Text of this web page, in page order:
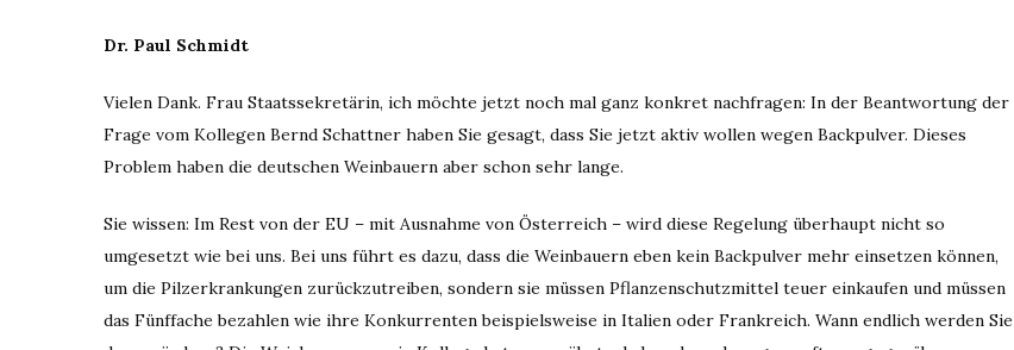
Dr. Paul Schmidt
Vielen Dank. Frau Staatssekretärin, ich möchte jetzt noch mal ganz konkret nachfragen: In der Beantwortung der
Frage vom Kollegen Bernd Schattner haben Sie gesagt, dass Sie jetzt aktiv wollen wegen Backpulver. Dieses
Problem haben die deutschen Weinbauern aber schon sehr lange.
Sie wissen: Im Rest von der EU – mit Ausnahme von Österreich – wird diese Regelung überhaupt nicht so
umgesetzt wie bei uns. Bei uns führt es dazu, dass die Weinbauern eben kein Backpulver mehr einsetzen können,
um die Pilzerkrankungen zurückzutreiben, sondern sie müssen Pflanzenschutzmittel teuer einkaufen und müssen
das Fünffache bezahlen wie ihre Konkurrenten beispielsweise in Italien oder Frankreich. Wann endlich werden Sie